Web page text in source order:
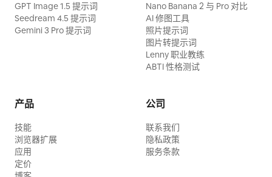
GPT Image 1.5 提示词
Seedream 4.5 提示词
Gemini 3 Pro 提示词
Nano Banana 2 与 Pro 对比
AI 修图工具
照片提示词
图片转提示词
Lenny 职业教练
ABTI 性格测试
产品
技能
浏览器扩展
应用
定价
公司
联系我们
隐私政策
服务条款